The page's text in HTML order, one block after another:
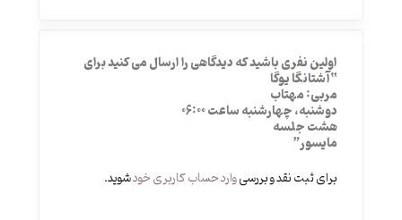
اولین نفری باشید که دیدگاهی را ارسال می کنید برای
“آشتانگا یوگا
مربی: مهتاب
دوشنبه، چهارشنبه ساعت 06:00
هشت جلسه
مایسور”
برای ثبت نقد و بررسیوارد حساب کاربری خودشوید.